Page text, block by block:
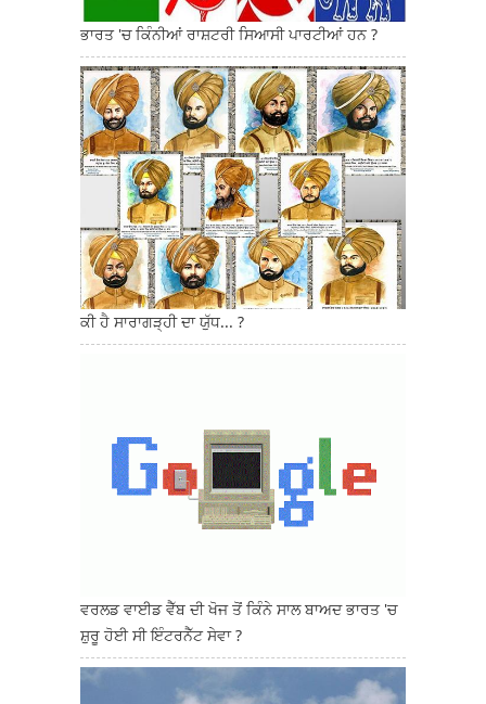
ਭਾਰਤ 'ਚ ਕਿੰਨੀਆਂ ਰਾਸ਼ਟਰੀ ਸਿਆਸੀ ਪਾਰਟੀਆਂ ਹਨ ?
ਕੀ ਹੈ ਸਾਰਾਗੜ੍ਹੀ ਦਾ ਯੁੱਧ... ?
ਵਰਲਡ ਵਾਈਡ ਵੈੱਬ ਦੀ ਖੋਜ ਤੋਂ ਕਿੰਨੇ ਸਾਲ ਬਾਅਦ ਭਾਰਤ 'ਚ
ਸ਼ੁਰੂ ਹੋਈ ਸੀ ਇੰਟਰਨੈੱਟ ਸੇਵਾ ?